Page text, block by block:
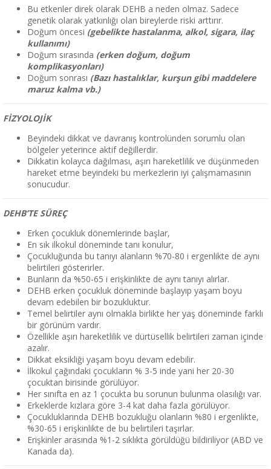
Bu etkenler direk olarak DEHB a neden olmaz. Sadece
genetik olarak yatkınlığı olan bireylerde riski arttırır.
Doğum öncesi (gebelikte hastalanma, alkol, sigara, ilaç
kullanımı)
Doğum sırasında (erken doğum, doğum
komplikasyonları)
Doğum sonrası (Bazı hastalıklar, kurşun gibi maddelere
maruz kalma vb.)
FİZYOLOJİK
Beyindeki dikkat ve davranış kontrolünden sorumlu olan
bölgeler yeterince aktif değillerdir.
Dikkatin kolayca dağılması, aşırı hareketlilik ve düşünmeden
hareket etme beyindeki bu merkezlerin iyi çalışmamasının
sonucudur.
DEHB’TE SÜREÇ
Erken çocukluk dönemlerinde başlar,
En sık ilkokul döneminde tanı konulur,
Çocukluğunda bu tanıyı alanların %70-80 i ergenlikte de aynı
belirtileri gösterirler.
Bunların da %50-65 i erişkinlikte de aynı tanıyı alırlar.
DEHB erken çocukluk döneminde başlayıp yaşam boyu
devam edebilen bir bozukluktur.
Temel belirtiler aynı olmakla birlikte her yaş döneminde farklı
bir görünüm vardır.
Özellikle aşırı hareketlilik ve dürtüsellik belirtileri zaman içinde
azalır.
Dikkat eksikliği yaşam boyu devam edebilir.
İlkokul çağındaki çocukların % 3-5 inde yani her 20-30
çocuktan birisinde görülüyor.
Her sınıfta en az 1 çocukta bu sorunun bulunma olasılığı var.
Erkeklerde kızlara göre 3-4 kat daha fazla görülüyor.
Çocukluklarında DEHB bozukluğu olanların %80 i ergenlikte,
%30-65 i erişkinlikte de bu belirtileri taşırlar.
Erişkinler arasında %1-2 sıklıkta görüldüğü bildiriliyor (ABD ve
Kanada da).